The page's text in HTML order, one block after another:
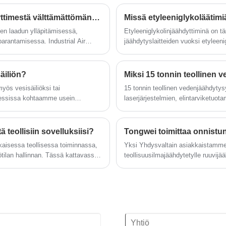
teollisuusjäähdytinyksikköä käytetään
hiomajyllyn jäähdyttämiseen 5 ℃ - 25
℃. Kaikilla teollisuusjäähdytysyksiköillä
on 12 kuukauden takuu, mukaan lukien
ilmaiset varaosat ja kokopäiväinen
tekninen tuki sekä alhaiset
ylläpitokustannukset. Voimme tarjota
ja nopean toimitusajan kaikille
jäähdyttimille. Odotamme innolla tulevaa
pitkäaikaiseksi teollisuuden
jäähdytinyksikön toimittajaksi Kiinassa.
Jäähdyttimen malli: TW-25AD
Jäähdytysteho: 68KW (38270kcal/h) @
50HZ / 81.6KW (45924kcal/h) @ 60HZ
Kompressorin merkki: Panasonic Scroll
suorituskykyparametrit, jotka voivat
tarjota laajan valikoiman muovisia
jäähdyttimiä 1/2 tonnista 200 tonnin
jäähdytyskapasiteettiin ilmassa.
jäähdytetty ad vesijäähdytteinen
jäähdytin. Tongwein suunnittelemaa ja
valmistamaa 30 tonnin
teollisuusilmajäähdytteistä
muovijäähdytintä käytetään
muoviteollisuudessa 5 ℃ - 25 ℃.
Kaikilla teollisuusjäähdytysyksiköillä on
12 kuukauden takuu, mukaan lukien
ilmaiset varaosat ja kokopäiväinen
tekninen tuki sekä alhaiset
ylläpitokustannukset. Voimme tarjota
korkean laadun, kilpailukykyisen hinnan
ja nopean toimitusajan kaikille
Mikä tekee teollisesta ilmajäähdytteisestä jäähdyttimestä välttämättömän nykyaikaisessa valmistuksessa?
laadun ylläpitämisessä,
Industrial Air
vakaan ja tehokkaan
alueille, joissa vesi on
Missä
Etyleeniglykolinjäähdyttiminä on
jäähdytyslaitteiden vuoksi
vesisäiliöksi tai
kohtaamme usein
15 tonnin teollinen
laserjärjestelmien,
suoraan tuotteen laatuun, koneen
teollisiin sovelluksiisi?
teollisessa toiminnassa,
hallinnan. Tässä kattavassa
Yksi Yhdysvaltain
teollisuusilmajäähdytetylle